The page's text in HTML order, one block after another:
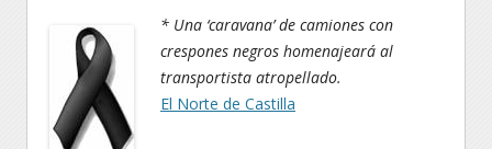
* Una ‘caravana’ de camiones con
crespones negros homenajeará al
transportista atropellado.
El Norte de Castilla